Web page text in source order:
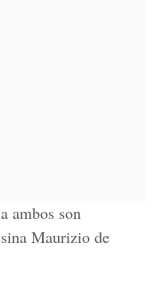
ambos son
Maurizio de